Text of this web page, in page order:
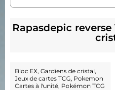
Rapasdepic reverse
Bloc EX, Gardiens de cristal,
Jeux de cartes TCG, Pokemon
Cartes à l'unité, Pokémon TCG